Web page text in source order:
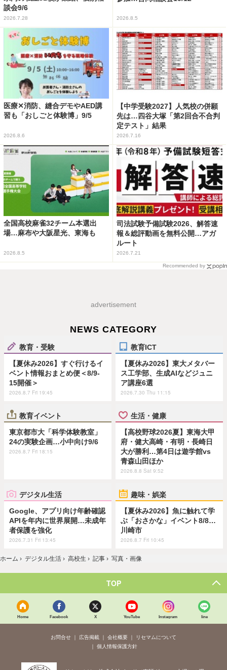
談会9/6
2026.7.28 2026.8.5
医療✕消防、縫合デモやAED講
習も「おしごと体験博」9/5
2026.8.6
【中学受験2027】人気校の併願
先は…四谷大塚「第2回合不合判
定テスト」結果
2026.7.16
全国高校麻雀32チーム本選出
場…麻布や大阪星光、東海も
2026.8.5
司法試験予備試験2026、解答速
報＆総評動画を無料公開…アガ
ルート
2026.7.21
Recommended by
advertisement
NEWS CATEGORY
教育・受験
【夏休み2026】すぐ行けるイ
ベント情報おまとめ便＜8/9-
15開催＞
2026.8.7 Fri 19:45
教育ICT
【夏休み2026】東大メタバー
ス工学部、生成AIなどジュニ
ア講座6選
2026.7.30 Thu 11:15
教育イベント
東京都市大「科学体験教室」
24の実験企画…小中向け9/6
2026.8.7 Fri 18:15
生活・健康
【高校野球2026夏】東海大甲
府・健大高崎・有明・長崎日
大が勝利…第4日は遊学館vs
青森山田ほか
2026.8.8 Sat 9:52
デジタル生活
Google、アプリ向け年齢確認
APIを年内に世界展開…未成年
者保護を強化
2026.7.31 Fri 13:45
趣味・娯楽
【夏休み2026】魚に触れて学
ぶ「おさかな」イベント8/8…
川崎市
2026.8.7 Fri 10:45
ホーム › デジタル生活 › 高校生 › 記事 › 写真・画像
TOP
Home Facebook X YouTube Instagram line
お問合せ 広告掲載 会社概要
リセマムについて
個人情報保護方針